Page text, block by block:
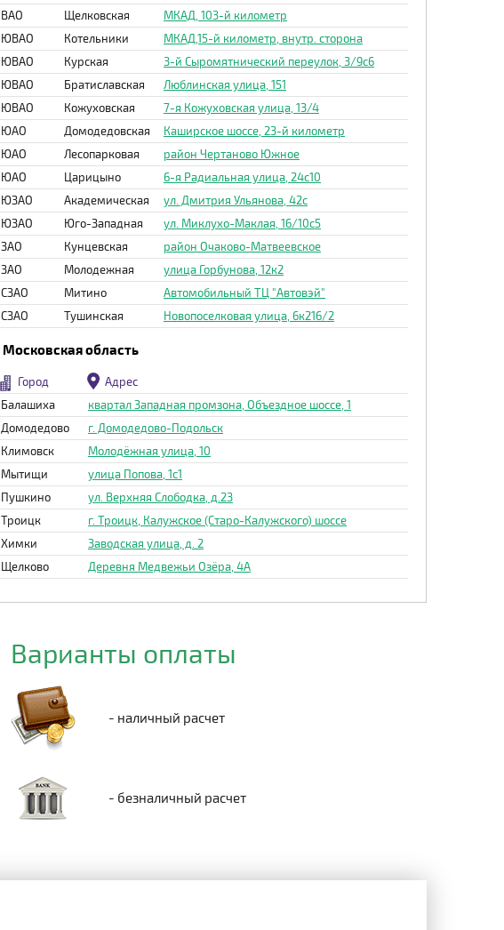
ВАО
Щелковская
МКАД, 103-й километр
ЮВАО
Котельники
МКАД,15-й километр, внутр. сторона
ЮВАО
Курская
3-й Сыромятнический переулок, 3/9с6
ЮВАО
Братиславская
Люблинская улица, 151
ЮВАО
Кожуховская
7-я Кожуховская улица, 13/4
ЮАО
Домодедовская
Каширское шоссе, 23-й километр
ЮАО
Лесопарковая
район Чертаново Южное
ЮАО
Царицыно
6-я Радиальная улица, 24с10
ЮЗАО
Академическая
ул. Дмитрия Ульянова, 42с
ЮЗАО
Юго-Западная
ул. Миклухо-Маклая, 16/10с5
ЗАО
Кунцевская
район Очаково-Матвеевское
ЗАО
Молодежная
улица Горбунова, 12к2
СЗАО
Митино
Автомобильный ТЦ "Автовэй"
СЗАО
Тушинская Новопоселковая улица, 6к216/2
Московская область
Город
Адрес
Балашиха
квартал Западная промзона, Объездное шоссе, 1
Домодедово
г. Домодедово-Подольск
Климовск
Молодёжная улица, 10
Мытищи
улица Попова, 1с1
Пушкино
ул. Верхняя Слободка, д.23
Троицк
г. Троицк, Калужское (Старо-Калужского) шоссе
Химки
Заводская улица, д. 2
Щелково
Деревня Медвежьи Озёра, 4А
Варианты оплаты
- наличный расчет
- безналичный расчет